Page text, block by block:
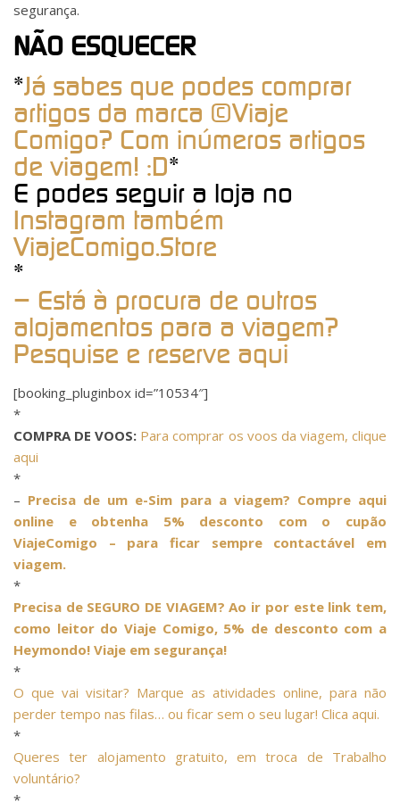
segurança.
NÃO ESQUECER
*Já sabes que podes comprar
artigos da marca ©Viaje
Comigo? Com inúmeros artigos
de viagem! :D*
E podes seguir a loja no
Instagram também
ViajeComigo.Store
*
– Está à procura de outros
alojamentos para a viagem?
Pesquise e reserve aqui
[booking_pluginbox id=”10534″]
*
COMPRA DE VOOS: Para comprar os voos da viagem, clique
aqui
*
– Precisa de um e-Sim para a viagem? Compre aqui
online e obtenha 5% desconto com o cupão
ViajeComigo – para ficar sempre contactável em
viagem.
*
Precisa de SEGURO DE VIAGEM? Ao ir por este link tem,
como leitor do Viaje Comigo, 5% de desconto com a
Heymondo! Viaje em segurança!
*
O que vai visitar? Marque as atividades online, para não
perder tempo nas filas… ou ficar sem o seu lugar! Clica aqui.
*
Queres ter alojamento gratuito, em troca de Trabalho
voluntário?
*